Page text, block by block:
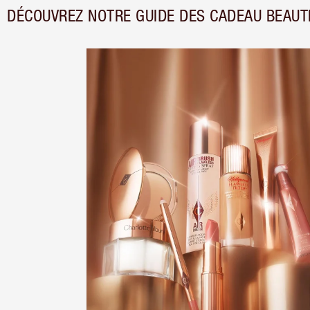
DÉCOUVREZ NOTRE GUIDE DES CADEAU